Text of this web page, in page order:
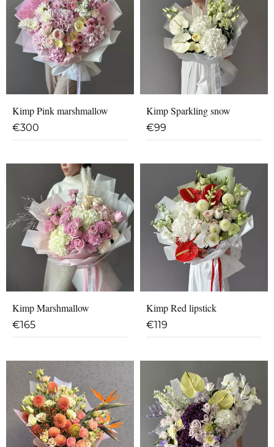
Kimp Pink marshmallow
€300
Kimp Sparkling snow
€99
Kimp Marshmallow
€165
Kimp Red lipstick
€119